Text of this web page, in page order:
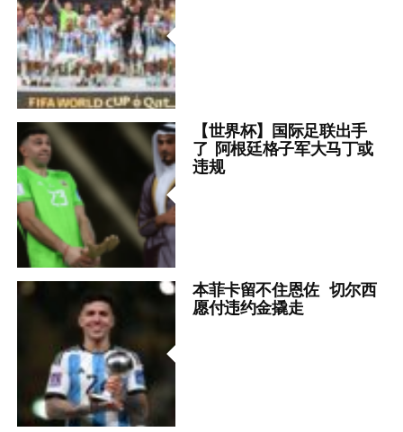
【世界杯】国际足联出手
了 阿根廷格子军大马丁或
违规
本菲卡留不住恩佐 切尔西
愿付违约金撬走